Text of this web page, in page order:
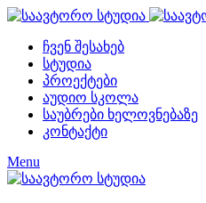
ჩვენ შესახებ
სტუდია
პროექტები
აუდიო სკოლა
საუბრები ხელოვნებაზე
კონტაქტი
Menu